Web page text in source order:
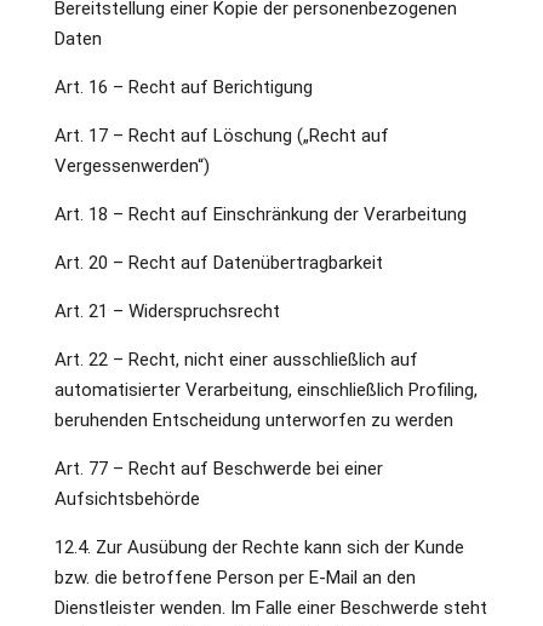
Bereitstellung einer Kopie der personenbezogenen
Daten
Art. 16 – Recht auf Berichtigung
Art. 17 – Recht auf Löschung („Recht auf
Vergessenwerden“)
Art. 18 – Recht auf Einschränkung der Verarbeitung
Art. 20 – Recht auf Datenübertragbarkeit
Art. 21 – Widerspruchsrecht
Art. 22 – Recht, nicht einer ausschließlich auf
automatisierter Verarbeitung, einschließlich Profiling,
beruhenden Entscheidung unterworfen zu werden
Art. 77 – Recht auf Beschwerde bei einer
Aufsichtsbehörde
12.4. Zur Ausübung der Rechte kann sich der Kunde
bzw. die betroffene Person per E-Mail an den
Dienstleister wenden. Im Falle einer Beschwerde steht